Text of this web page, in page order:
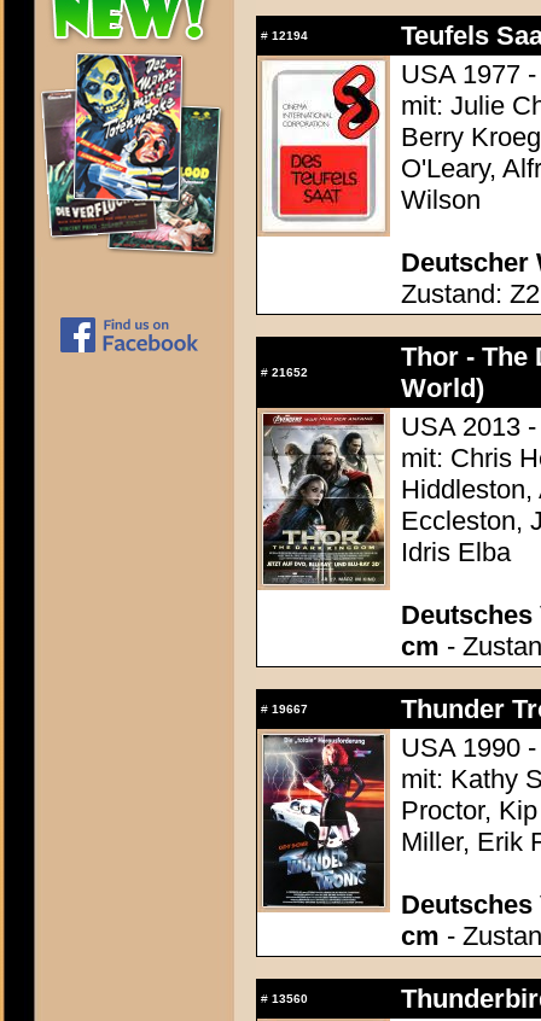
# 12194
Teufels
USA 1977
mit: Julie
Berry
O'Leary,
Wilson
Deutscher
Zustand: Z2
# 21652
Thor - The
World)
USA 2013
mit: Chris
Eccleston,
Idris Elba
Deutsches
cm -
# 19667
Thunder
USA 1990
mit: Kathy
Proctor,
Miller, Erik
Deutsches
cm -
# 13560